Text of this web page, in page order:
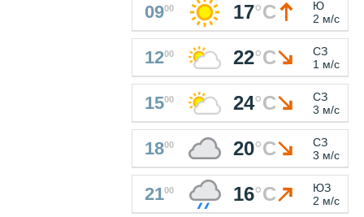
0900 17°C
Ю
2 м/с
1200 22°C
СЗ
1 м/с
1500 24°C
СЗ
3 м/с
1800 20°C
СЗ
3 м/с
2100 16°C
ЮЗ
2 м/с